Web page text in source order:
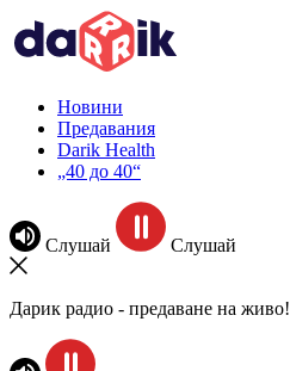
Новини
Предавания
Darik Health
„40 до 40“
Слушай Слушай
Дарик радио - предаване на живо!